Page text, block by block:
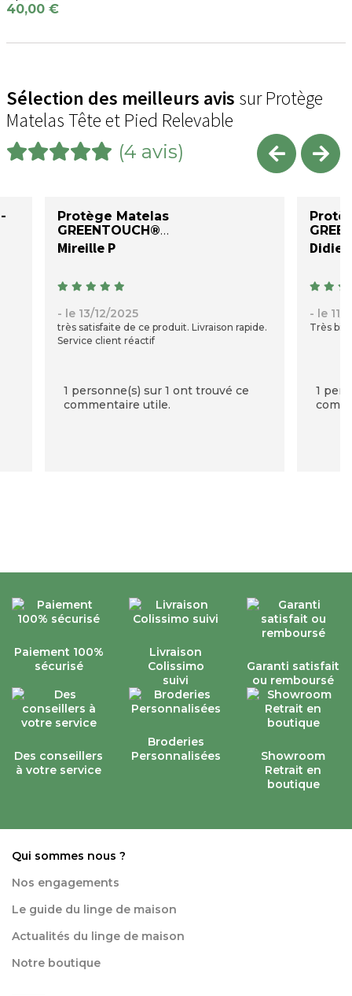
40,00 €
Sélection des meilleurs avis sur Protège
Matelas Tête et Pied Relevable
(4 avis)
Protège Matelas
GREENTOUCH®
Mireille P
- le 13/12/2025
très satisfaite de ce produit. Livraison rapide.
Service client réactif
1 personne(s) sur 1 ont trouvé ce
commentaire utile.
Didier
- le 11/
Très
1
Paiement 100%
sécurisé
Livraison
Colissimo
suivi
Garanti satisfait
ou remboursé
Des conseillers
à votre service
Broderies
Personnalisées
Showroom
Retrait en
boutique
Qui sommes nous ?
Nos engagements
Le guide du linge de maison
Actualités du linge de maison
Notre boutique